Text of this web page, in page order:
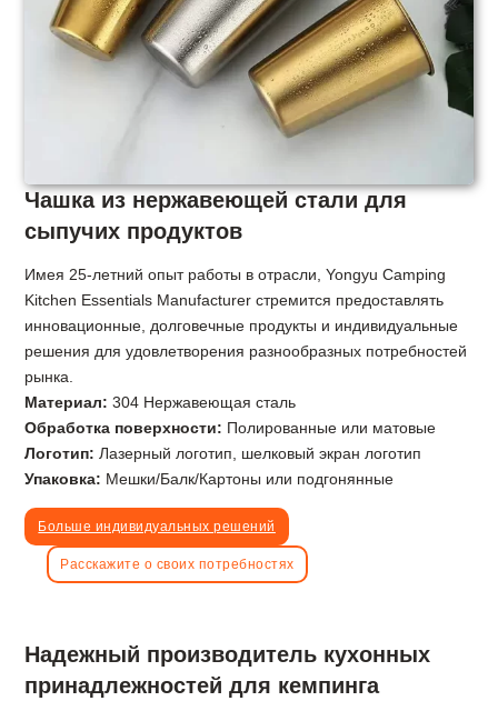
Чашка из нержавеющей стали для
сыпучих продуктов
Имея 25-летний опыт работы в отрасли, Yongyu Camping
Kitchen Essentials Manufacturer стремится предоставлять
инновационные, долговечные продукты и индивидуальные
решения для удовлетворения разнообразных потребностей
рынка.
Материал: 304 Нержавеющая сталь
Обработка поверхности: Полированные или матовые
Логотип: Лазерный логотип, шелковый экран логотип
Упаковка: Мешки/Балк/Картоны или подгонянные
Больше индивидуальных решений
Расскажите о своих потребностях
Надежный производитель кухонных
принадлежностей для кемпинга